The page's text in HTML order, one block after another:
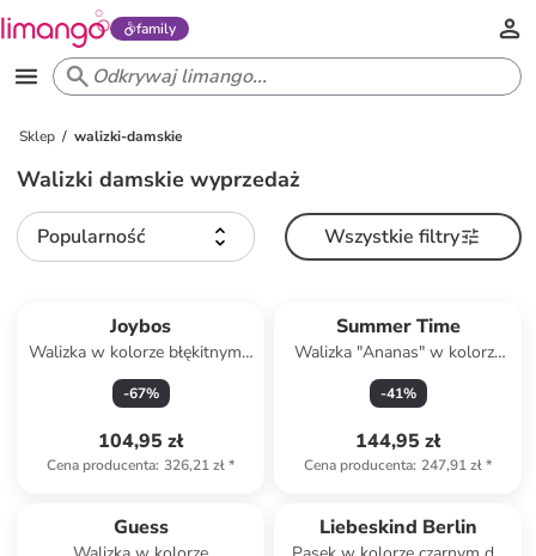
family
Sklep walizki-damskie
Walizki damskie wyprzedaż
Popularność Wszystkie filtry
Joybos
Walizka w kolorze błękitnym -
34 x 47,5 x 28 cm
-67%
104,95 zł
Cena producenta: 326,21 zł*
Summer Time
Walizka "Ananas" w kolorze
białym - 33 x 53 x 22 cm
-41%
144,95 zł
Cena producenta: 247,91 zł*
Guess Liebeskind Berlin